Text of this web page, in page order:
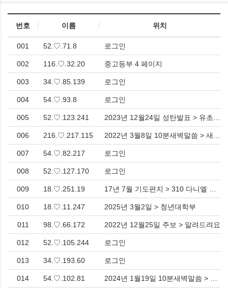
번호 이름 위치
001 52.♡.71.8 로그인
002 116.♡.32.20 중고등부 4 페이지
003 34.♡.85.139 로그인
004 54.♡.93.8 로그인
005 52.♡.123.241
006 216.♡.217.115
007 54.♡.82.217 로그인
008 52.♡.127.170 로그인
009 18.♡.251.19
010 18.♡.11.247 2025년 3월2일 > 청년대학부
011 98.♡.66.172 2022년 12월25일 주보 > 알려드려요
012 52.♡.105.244 로그인
013 34.♡.193.60 로그인
014 54.♡.102.81